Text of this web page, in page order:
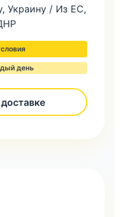
Украину / Из ЕС,
день